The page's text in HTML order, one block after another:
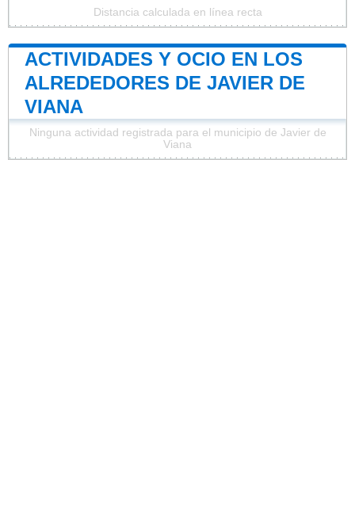
Distancia calculada en línea recta
ACTIVIDADES Y OCIO EN LOS
ALREDEDORES DE JAVIER DE
VIANA
Ninguna actividad registrada para el municipio de Javier de
Viana